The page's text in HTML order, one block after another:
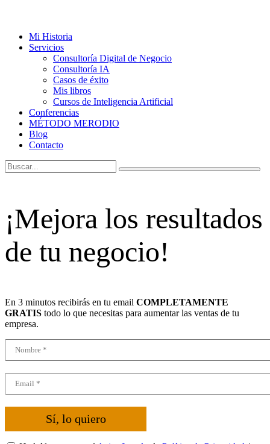
Mi Historia
Servicios
Consultoría Digital de Negocio
Consultoría IA
Casos de éxito
Mis libros
Cursos de Inteligencia Artificial
Conferencias
MÉTODO MERODIO
Blog
Contacto
¡Mejora los resultados
de tu negocio!
En 3 minutos recibirás en tu email COMPLETAMENTE
GRATIS todo lo que necesitas para aumentar las ventas de tu
empresa.
Sí, lo quiero